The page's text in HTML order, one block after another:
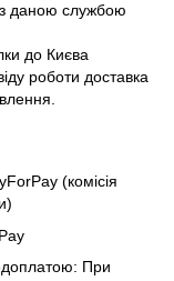
з даною службою
до Києва
роботи доставка
(комісія
При